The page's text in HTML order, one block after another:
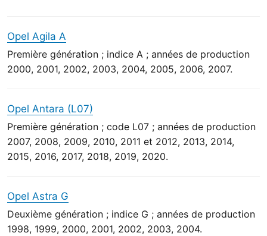
Opel Agila A
Première génération ; indice A ; années de production
2000, 2001, 2002, 2003, 2004, 2005, 2006, 2007.
Opel Antara (L07)
Première génération ; code L07 ; années de production
2007, 2008, 2009, 2010, 2011 et 2012, 2013, 2014,
2015, 2016, 2017, 2018, 2019, 2020.
Opel Astra G
Deuxième génération ; indice G ; années de production
1998, 1999, 2000, 2001, 2002, 2003, 2004.